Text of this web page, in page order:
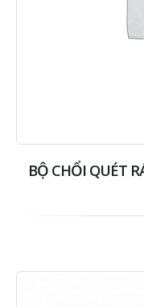
BỘ CHỔI QUÉT